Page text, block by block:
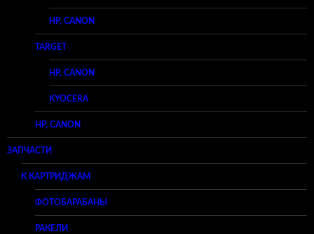
HP, CANON
TARGET
HP, CANON
KYOCERA
HP, CANON
ЗАПЧАСТИ
К КАРТРИДЖАМ
ФОТОБАРАБАНЫ
РАКЕЛИ